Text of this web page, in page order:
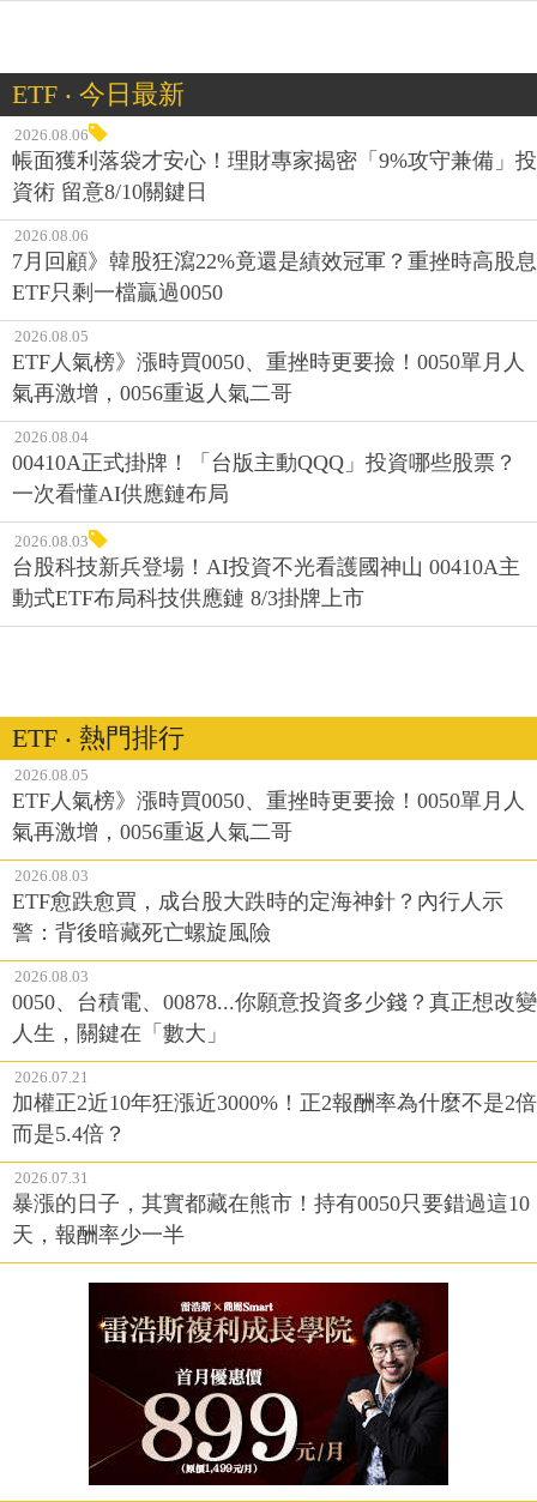
ETF ‧ 今日最新
2026.08.06
帳面獲利落袋才安心！理財專家揭密「9%攻守兼備」投
資術 留意8/10關鍵日
2026.08.06
7月回顧》韓股狂瀉22%竟還是績效冠軍？重挫時高股息
ETF只剩一檔贏過0050
2026.08.05
ETF人氣榜》漲時買0050、重挫時更要撿！0050單月人
氣再激增，0056重返人氣二哥
2026.08.04
00410A正式掛牌！「台版主動QQQ」投資哪些股票？
一次看懂AI供應鏈布局
2026.08.03
台股科技新兵登場！AI投資不光看護國神山 00410A主
動式ETF布局科技供應鏈 8/3掛牌上市
ETF ‧ 熱門排行
2026.08.05
ETF人氣榜》漲時買0050、重挫時更要撿！0050單月人
氣再激增，0056重返人氣二哥
2026.08.03
ETF愈跌愈買，成台股大跌時的定海神針？內行人示
警：背後暗藏死亡螺旋風險
2026.08.03
0050、台積電、00878...你願意投資多少錢？真正想改變
人生，關鍵在「數大」
2026.07.21
加權正2近10年狂漲近3000%！正2報酬率為什麼不是2倍
而是5.4倍？
2026.07.31
暴漲的日子，其實都藏在熊市！持有0050只要錯過這10
天，報酬率少一半